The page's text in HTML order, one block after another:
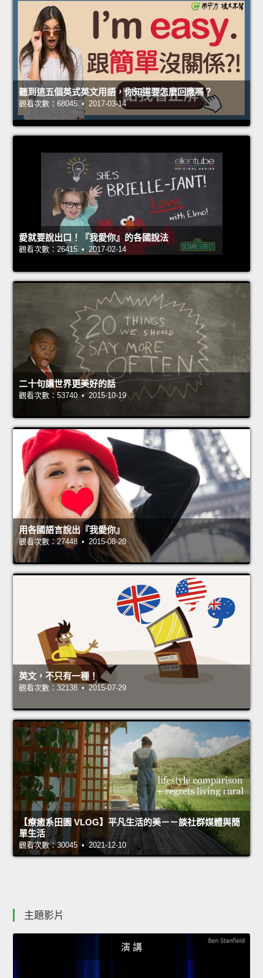
聽到這五個英式英文用語，你知道要怎麼回應嗎？
觀看次數：68045 • 2017-03-14
愛就要說出口！『我愛你』的各國說法
觀看次數：26415 • 2017-02-14
二十句讓世界更美好的話
觀看次數：53740 • 2015-10-19
用各國語言說出『我愛你』
觀看次數：27448 • 2015-08-20
英文，不只有一種！
觀看次數：32138 • 2015-07-29
【療癒系田園 VLOG】平凡生活的美－－談社群媒體與簡
單生活
觀看次數：30045 • 2021-12-10
主題影片
演 講